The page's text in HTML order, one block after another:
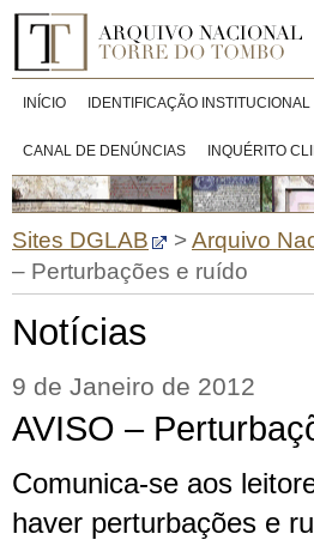
INÍCIO IDENTIFICAÇÃO INSTITUCIONAL
CANAL DE DENÚNCIAS INQUÉRITO
Sites DGLAB >Arquivo
– Perturbações e ruído
Notícias
9 de Janeiro de 2012
AVISO –
Comunica-se aos
haver perturbações e